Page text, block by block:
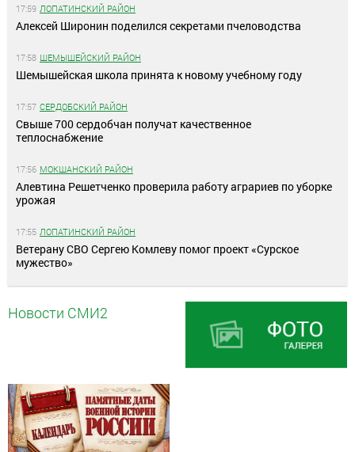
17:59 ЛОПАТИНСКИЙ РАЙОН
Алексей Широнин поделился секретами пчеловодства
17:58 ШЕМЫШЕЙСКИЙ РАЙОН
Шемышейская школа принята к новому учебному году
17:57 СЕРДОБСКИЙ РАЙОН
Свыше 700 сердобчан получат качественное
теплоснабжение
17:56 МОКШАНСКИЙ РАЙОН
Алевтина Решетченко проверила работу аграриев по уборке
урожая
17:55 ЛОПАТИНСКИЙ РАЙОН
Ветерану СВО Сергею Комлеву помог проект «Сурское
мужество»
Новости СМИ2